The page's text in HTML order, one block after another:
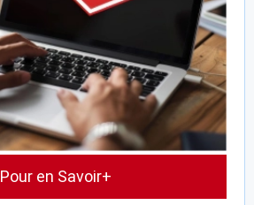
Pour en Savoir+